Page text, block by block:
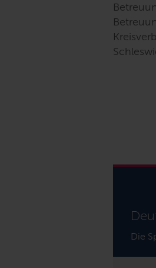
Die